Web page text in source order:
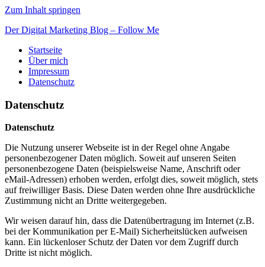
Zum Inhalt springen
Der Digital Marketing Blog – Follow Me
Startseite
Über mich
Impressum
Datenschutz
Datenschutz
Datenschutz
Die Nutzung unserer Webseite ist in der Regel ohne Angabe
personenbezogener Daten möglich. Soweit auf unseren Seiten
personenbezogene Daten (beispielsweise Name, Anschrift oder
eMail-Adressen) erhoben werden, erfolgt dies, soweit möglich, stets
auf freiwilliger Basis. Diese Daten werden ohne Ihre ausdrückliche
Zustimmung nicht an Dritte weitergegeben.
Wir weisen darauf hin, dass die Datenübertragung im Internet (z.B.
bei der Kommunikation per E-Mail) Sicherheitslücken aufweisen
kann. Ein lückenloser Schutz der Daten vor dem Zugriff durch
Dritte ist nicht möglich.